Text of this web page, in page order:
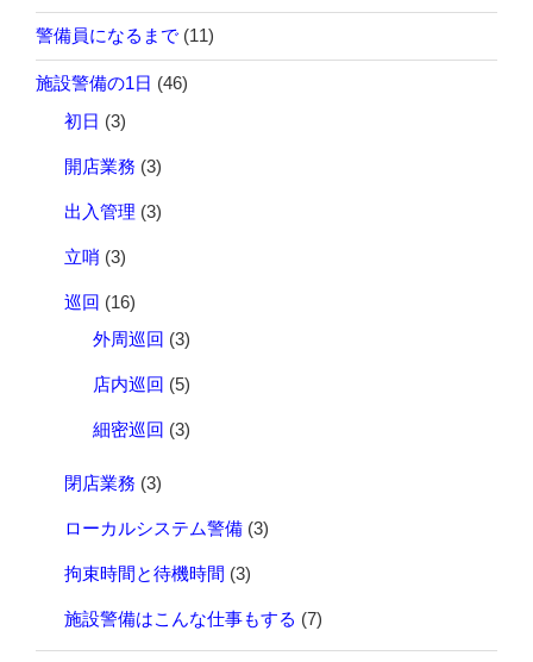
警備員になるまで (11)
施設警備の1日 (46)
初日 (3)
開店業務 (3)
出入管理 (3)
立哨 (3)
巡回 (16)
外周巡回 (3)
店内巡回 (5)
細密巡回 (3)
閉店業務 (3)
ローカルシステム警備 (3)
拘束時間と待機時間 (3)
施設警備はこんな仕事もする (7)